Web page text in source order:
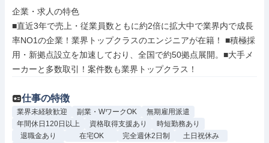
企業・求人の特色
■直近3年で売上・従業員数ともに約2倍に拡大中で業界内で成長
率NO1の企業！業界トップクラスのエンジニアが在籍！ ■積極採
用・新拠点設立を加速しており、全国で約50拠点展開。■大手メ
ーカーと多数取引！案件数も業界トップクラス！
仕事の特徴
業界未経験歓迎 副業・WワークOK
無期雇用派遣
年間休日120日以上
資格取得支援あり
時短勤務あり
退職金あり
在宅OK 完全週休2日制
土日祝休み